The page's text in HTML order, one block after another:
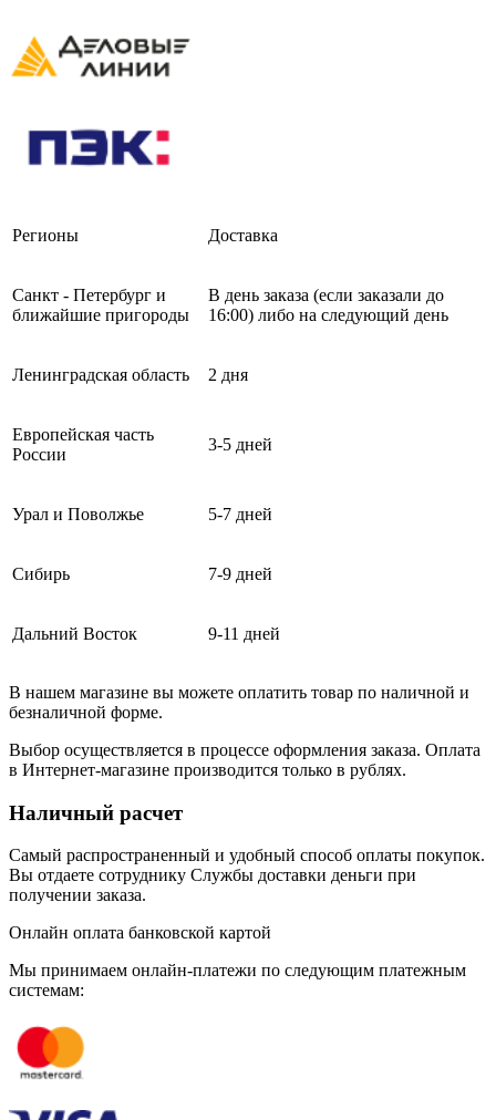
Регионы Доставка
Санкт - Петербург и
ближайшие пригороды
В день заказа (если заказали до
16:00) либо на следующий день
Ленинградская область 2 дня
Европейская часть
России
3-5 дней
Урал и Поволжье 5-7 дней
Сибирь 7-9 дней
Дальний Восток 9-11 дней
В нашем магазине вы можете оплатить товар по наличной и
безналичной форме.
Выбор осуществляется в процессе оформления заказа. Оплата
в Интернет-магазине производится только в рублях.
Наличный расчет
Самый распространенный и удобный способ оплаты покупок.
Вы отдаете сотруднику Службы доставки деньги при
получении заказа.
Онлайн оплата банковской картой
Мы принимаем онлайн-платежи по cледующим платежным
системам: